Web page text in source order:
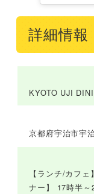
詳細情報
KYOTO UJI
京都府宇治市宇
【ランチ/カフ
ナー】 17時半